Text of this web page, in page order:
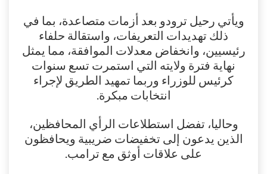
ويأتي رحيل ترودو بعد أزمات متصاعدة، بما في
ذلك تهديدات التعريفات، واستقالة حلفاء
رئيسيين، وانخفاض معدلات الموافقة، مما يمثل
نهاية فترة ولايته التي استمرت تسع سنوات
كرئيس للوزراء وربما تمهيد الطريق لإجراء
انتخابات مبكرة.
وحاليا، تفضل استطلاعات الرأي المحافظين،
الذين يدعون إلى تخفيضات ضريبية ويحافظون
على علاقات أوثق مع ترامب.